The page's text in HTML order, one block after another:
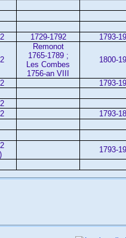
1729-1792 1793-
Remonot
1765-1789 ;
Les Combes
1756-an VIII
1800-
1793-
1793-
1793-